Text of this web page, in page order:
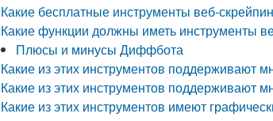
Какие бесплатные инструменты веб-
Какие функции должны иметь инструменты
Плюсы и минусы Диффбота
Какие из этих инструментов поддерживают
Какие из этих инструментов поддерживают
Какие из этих инструментов имеют